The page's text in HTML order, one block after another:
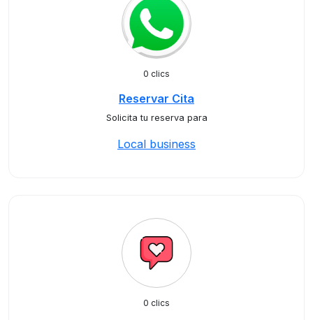
0 clics
Reservar Cita
Solicita tu reserva para
Local business
0 clics